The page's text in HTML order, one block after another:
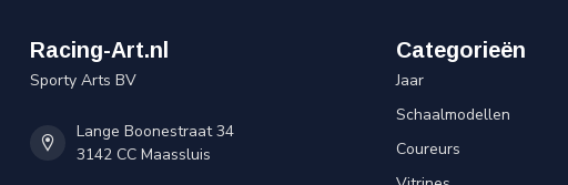
Racing-Art.nl
Sporty Arts BV
Lange Boonestraat 34
3142 CC Maassluis
Categorieën
Jaar
Schaalmodellen
Coureurs